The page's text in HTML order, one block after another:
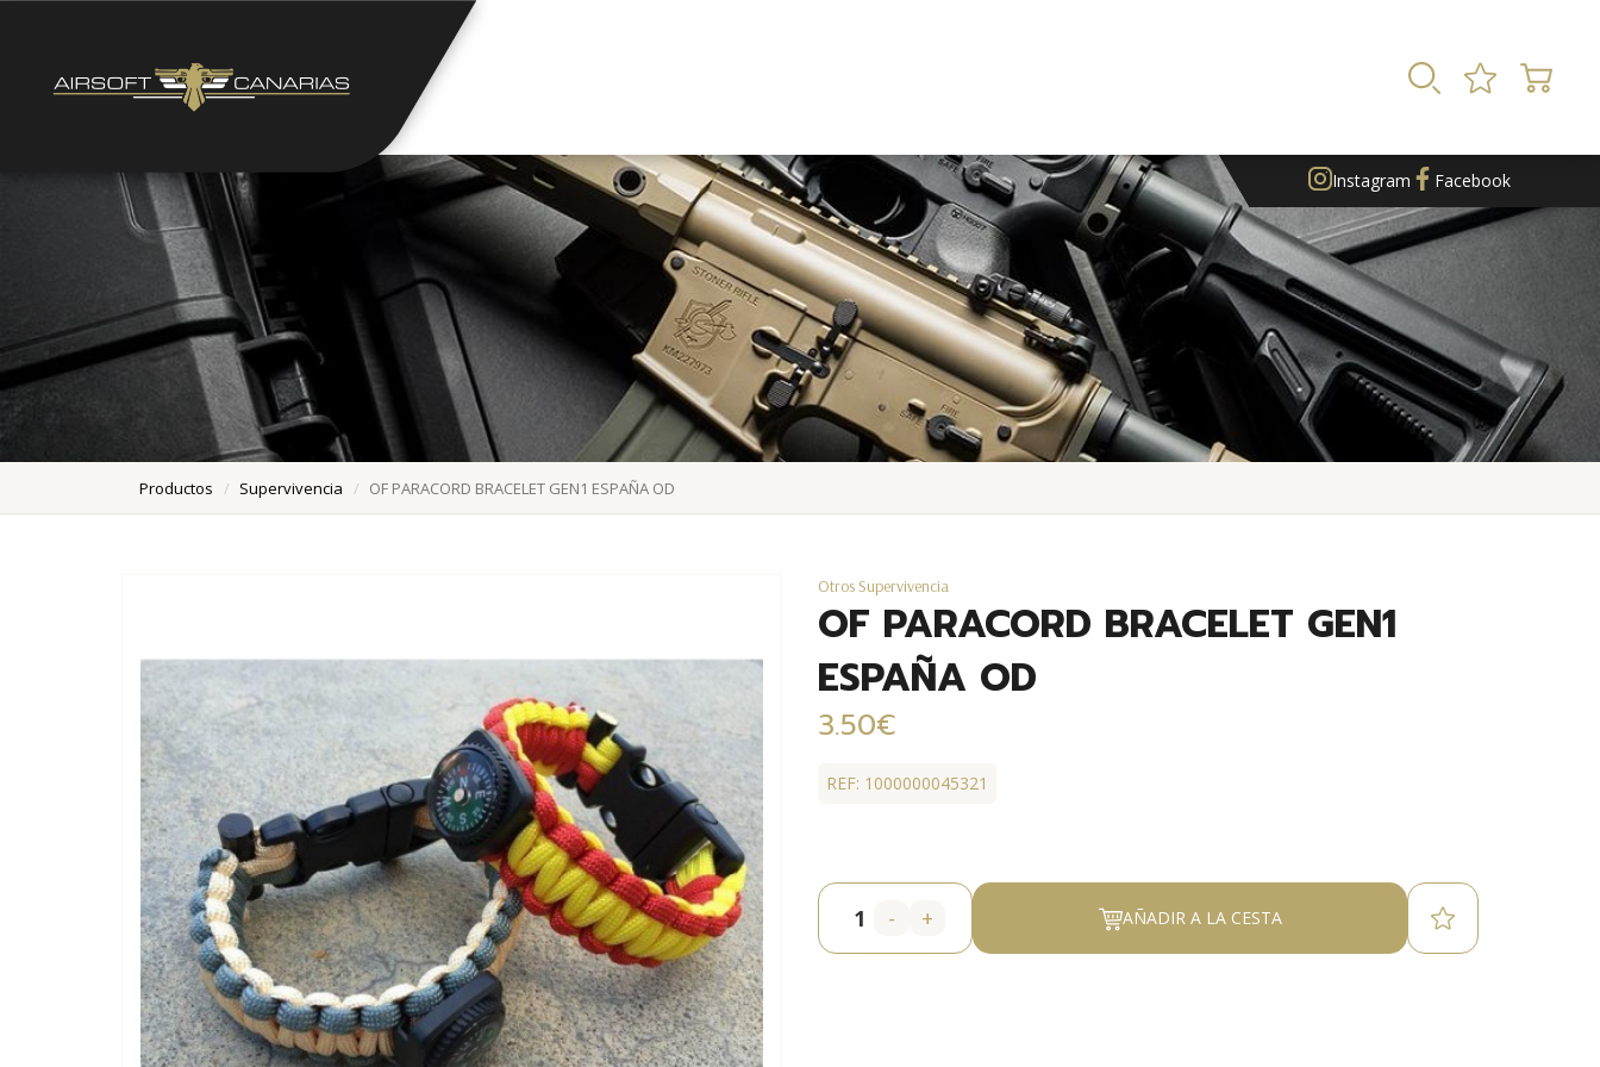
Instagram Facebook
Productos Supervivencia OF PARACORD BRACELET GEN1 ESPAÑA OD
Otros Supervivencia
OF PARACORD BRACELET GEN1
ESPAÑA OD
3.50€
REF: 1000000045321
- + AÑADIR A LA CESTA